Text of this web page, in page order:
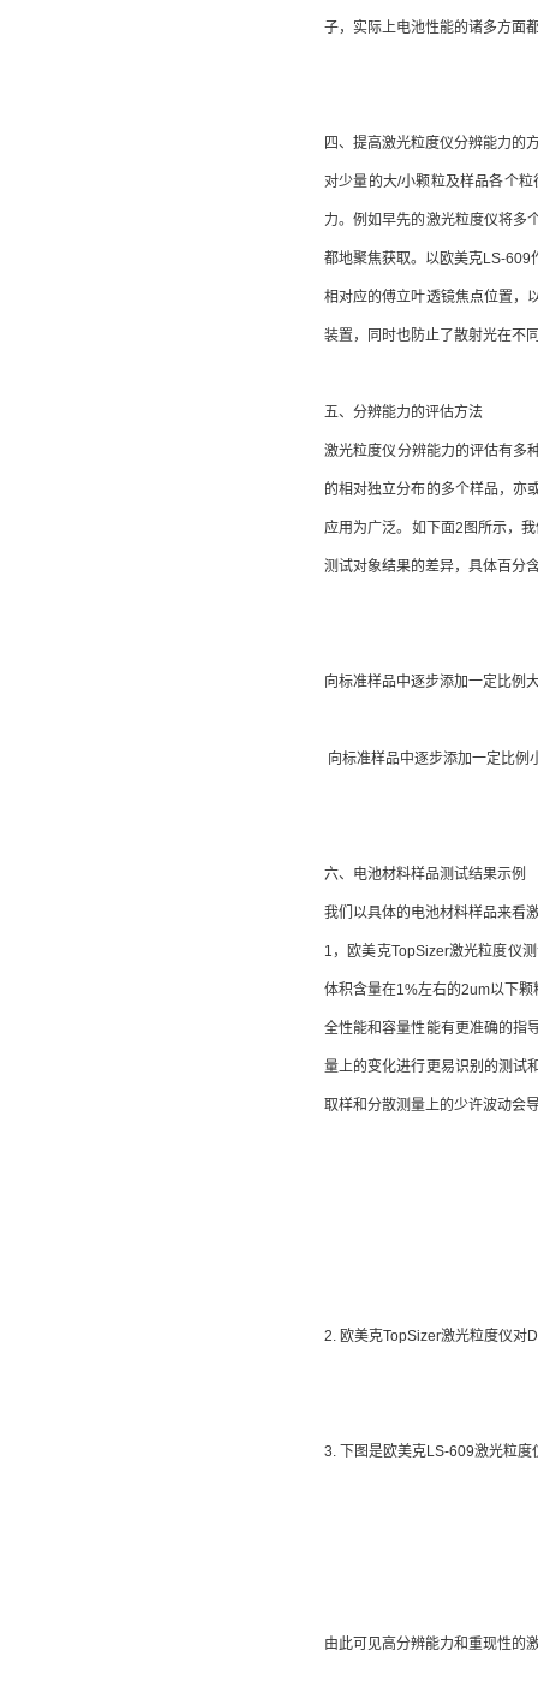
子，实际上电池性能的诸多方面
四、提高激光粒度仪分辨能力的
对少量的大/小颗粒及样品各个
力。例如早先的激光粒度仪将多
都地聚焦获取。以欧美克LS-609
相对应的傅立叶透镜焦点位置，
装置，同时也防止了散射光在不
五、分辨能力的评估方法
激光粒度仪分辨能力的评估有多
的相对独立分布的多个样品，亦
应用为广泛。如下面2图所示，
测试对象结果的差异，具体百分
向标准样品中逐步添加一定比例
向标准样品中逐步添加一定比例
六、电池材料样品测试结果示例
我们以具体的电池材料样品来看
1，欧美克TopSizer激光粒度仪
体积含量在1%左右的2um以下
全性能和容量性能有更准确的指
量上的变化进行更易识别的测试
取样和分散测量上的少许波动会
2. 欧美克TopSizer激光粒度仪对
3. 下图是欧美克LS-609激光粒
由此可见高分辨能力和重现性的